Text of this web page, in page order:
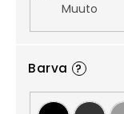
Muuto
Barva ?